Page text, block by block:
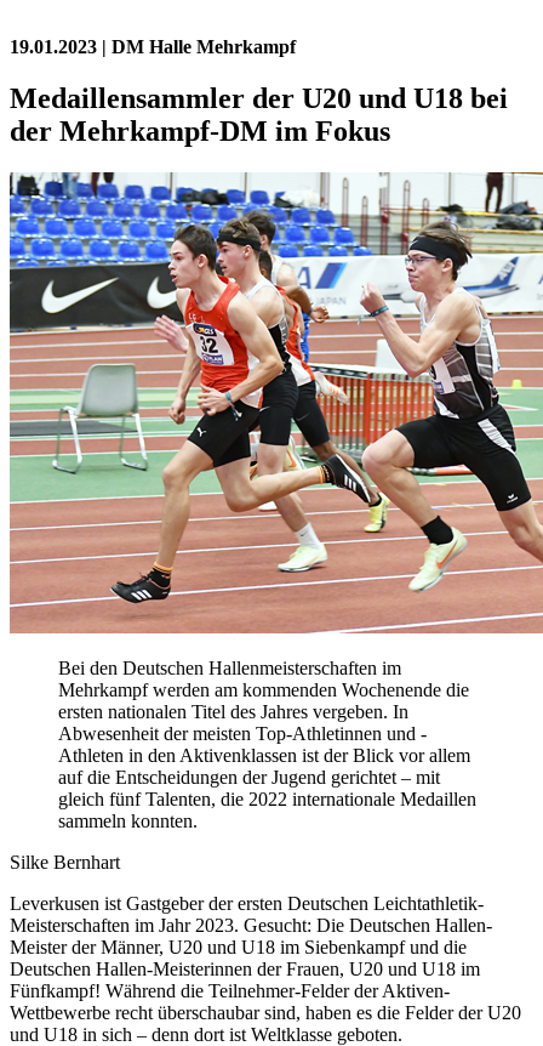
19.01.2023 | DM Halle Mehrkampf
Medaillensammler der U20 und U18 bei
der Mehrkampf-DM im Fokus
Bei den Deutschen Hallenmeisterschaften im
Mehrkampf werden am kommenden Wochenende die
ersten nationalen Titel des Jahres vergeben. In
Abwesenheit der meisten Top-Athletinnen und -
Athleten in den Aktivenklassen ist der Blick vor allem
auf die Entscheidungen der Jugend gerichtet – mit
gleich fünf Talenten, die 2022 internationale Medaillen
sammeln konnten.
Silke Bernhart
Leverkusen ist Gastgeber der ersten Deutschen Leichtathletik-
Meisterschaften im Jahr 2023. Gesucht: Die Deutschen Hallen-
Meister der Männer, U20 und U18 im Siebenkampf und die
Deutschen Hallen-Meisterinnen der Frauen, U20 und U18 im
Fünfkampf! Während die Teilnehmer-Felder der Aktiven-
Wettbewerbe recht überschaubar sind, haben es die Felder der U20
und U18 in sich – denn dort ist Weltklasse geboten.